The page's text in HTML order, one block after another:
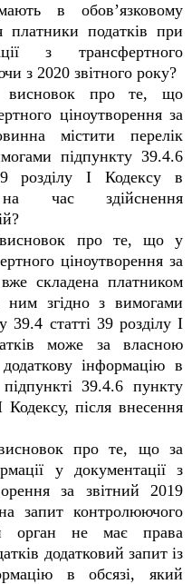
в обов’язковому
платники податків при
з трансфертного
з 2020 звітного року?
висновок про те, що
ціноутворення за
містити перелік
підпункту 39.4.6
розділу I Кодексу в
час здійснення
про те, що у
ціноутворення за
складена платником
ним згідно з вимогами
39.4 статті 39 розділу I
може за власною
інформацію в
39.4.6 пункту
Кодексу, після внесення
про те, що за
у документації з
за звітний 2019
запит контролюючого
орган не має права
додатковий запит із
в обсязі, який